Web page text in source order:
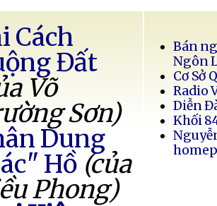
Cách
Đất
Võ
Sơn)
Dung
Hồ (của
Phong)
Bán
Ngôn
Cơ Sở
Radio
Diễn
Khối